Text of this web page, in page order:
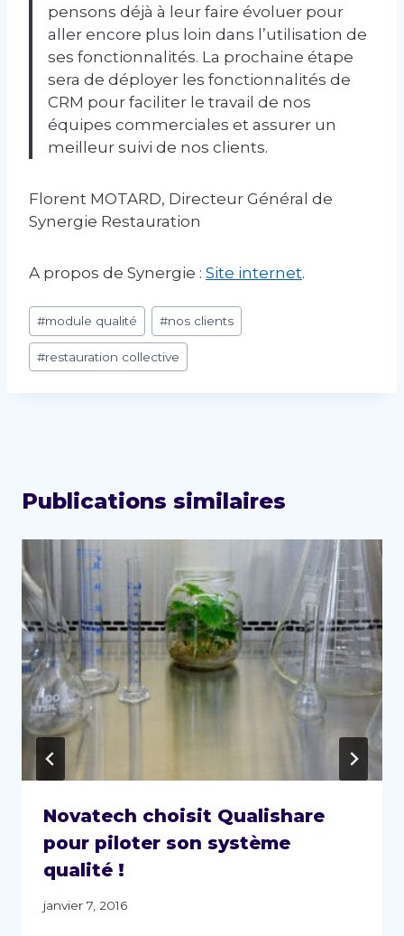
pensons déjà à leur faire évoluer pour
aller encore plus loin dans l’utilisation de
ses fonctionnalités. La prochaine étape
sera de déployer les fonctionnalités de
CRM pour faciliter le travail de nos
équipes commerciales et assurer un
meilleur suivi de nos clients.
Florent MOTARD, Directeur Général de
Synergie Restauration
A propos de Synergie : Site internet.
Étiquettes
de
la
#module qualité #nos clients
#restauration collective
Publications similaires
Novatech choisit Qualishare
pour piloter son système
qualité !
janvier 7, 2016